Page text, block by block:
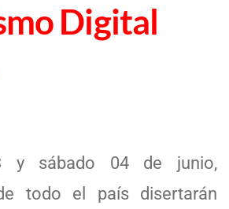
Digital
y sábado 04 de junio,
todo el país disertarán